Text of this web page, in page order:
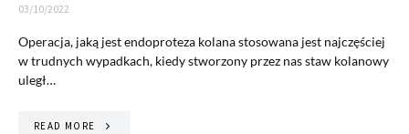
03/10/2022
Operacja, jaką jest endoproteza kolana stosowana jest najczęściej
w trudnych wypadkach, kiedy stworzony przez nas staw kolanowy
uległ…
READ MORE